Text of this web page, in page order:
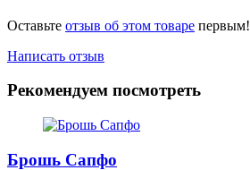
Оставьте отзыв об этом товаре первым!
Написать отзыв
Рекомендуем посмотреть
Брошь Сапфо